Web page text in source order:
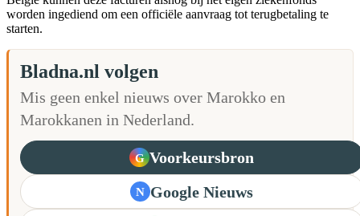
worden ingediend om een officiële aanvraag tot terugbetaling te
starten.
Bladna.nl volgen
Mis geen enkel nieuws over Marokko en
Marokkanen in Nederland.
G Voorkeursbron
N Google Nieuws